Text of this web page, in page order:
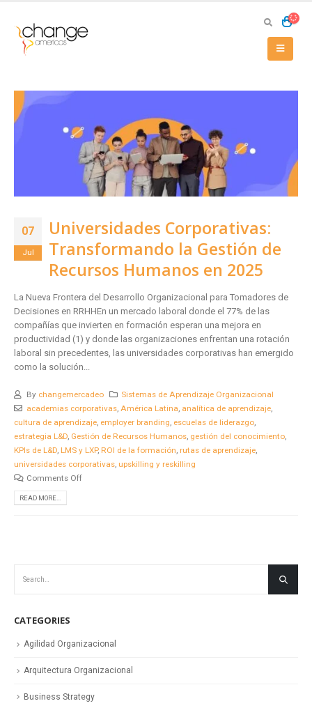
07
Jul
Universidades Corporativas:
Transformando la Gestión de
Recursos Humanos en 2025
La Nueva Frontera del Desarrollo Organizacional para Tomadores de
Decisiones en RRHHEn un mercado laboral donde el 77% de las
compañías que invierten en formación esperan una mejora en
productividad (1) y donde las organizaciones enfrentan una rotación
laboral sin precedentes, las universidades corporativas han emergido
como la solución...
By changemercadeo
Sistemas de Aprendizaje Organizacional
academias corporativas, América Latina analítica de aprendizaje,
cultura de aprendizaje employer branding escuelas de liderazgo
estrategia L&D Gestión de Recursos Humanos gestión del conocimiento
KPIs de L&D LMS y LXP, ROI de la formación rutas de aprendizaje
universidades corporativas upskilling y reskilling
Comments Off
READ MORE...
CATEGORIES
Agilidad Organizacional
Arquitectura Organizacional
Business Strategy